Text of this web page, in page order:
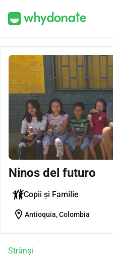
Ninos del futuro
Copii și Familie
location_on Antioquia, Colombia
Strânși